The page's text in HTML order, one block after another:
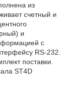
из
счетный и
и
с
RS-232.
поставки.
ST4D